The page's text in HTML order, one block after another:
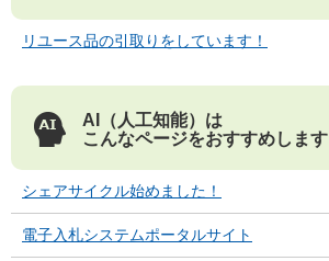
リユース品の引取りをしています！
AI（人工知能）は
こんなページをおすすめします
シェアサイクル始めました！
電子入札システムポータルサイト